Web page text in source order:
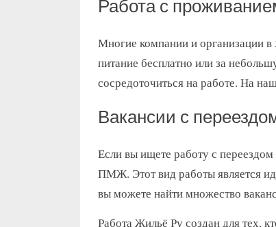
Работа с
Многие компании и организации в
питание бесплатно или за
сосредоточиться на работе. На
Вакансии с
Если вы ищете работу с
ПМЖ. Этот вид работы является
вы можете найти множество
Работа Жильё Ру создан для тех,